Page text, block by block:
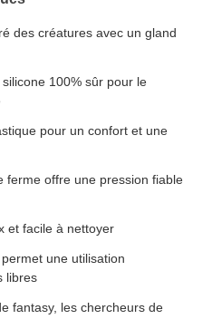
des créatures avec un gland
100% sûr pour le
pour un confort et une
ferme offre une pression fiable
et facile à nettoyer
une utilisation
libres
fantasy, les chercheurs de